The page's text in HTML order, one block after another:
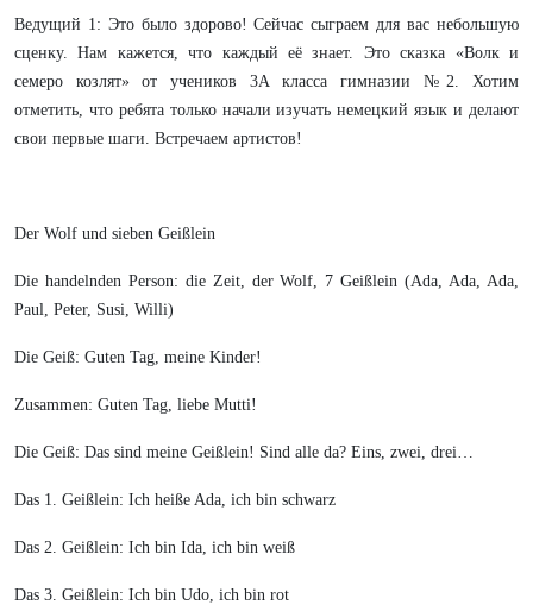
Ведущий 1: Это было здорово! Сейчас сыграем для вас небольшую
сценку. Нам кажется, что каждый её знает. Это сказка «Волк и
семеро козлят» от учеников 3А класса гимназии №2. Хотим
отметить, что ребята только начали изучать немецкий язык и делают
свои первые шаги. Встречаем артистов!
Der Wolf und sieben Geißlein
Die handelnden Person: die Zeit, der Wolf, 7 Geißlein (Ada, Ada, Ada,
Paul, Peter, Susi, Willi)
Die Geiß: Guten Tag, meine Kinder!
Zusammen: Guten Tag, liebe Mutti!
Die Geiß: Das sind meine Geißlein! Sind alle da? Eins, zwei, drei…
Das 1. Geißlein: Ich heiße Ada, ich bin schwarz
Das 2. Geißlein: Ich bin Ida, ich bin weiß
Das 3. Geißlein: Ich bin Udo, ich bin rot